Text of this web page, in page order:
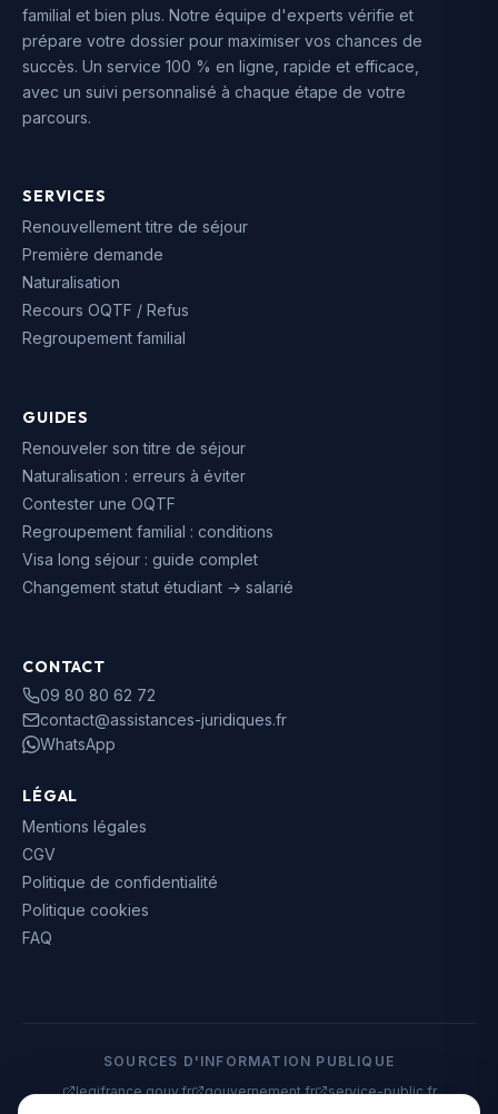
familial et bien plus. Notre équipe d'experts vérifie et
prépare votre dossier pour maximiser vos chances de
succès. Un service 100 % en ligne, rapide et efficace,
avec un suivi personnalisé à chaque étape de votre
parcours.
SERVICES
Renouvellement titre de séjour
Première demande
Naturalisation
Recours OQTF / Refus
Regroupement familial
GUIDES
Renouveler son titre de séjour
Naturalisation : erreurs à éviter
Contester une OQTF
Regroupement familial : conditions
Visa long séjour : guide complet
Changement statut étudiant → salarié
CONTACT
09 80 80 62 72
contact@assistances-juridiques.fr
WhatsApp
LÉGAL
Mentions légales
CGV
Politique de confidentialité
Politique cookies
FAQ
SOURCES D'INFORMATION PUBLIQUE
legifrance.gouv.fr
gouvernement.fr
service-public.fr